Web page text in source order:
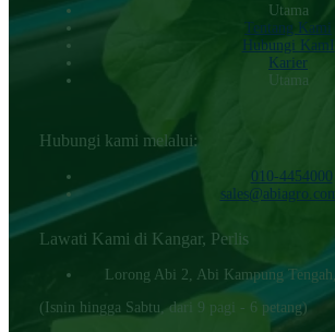
Utama
Tentang Kami
Hubungi KamI
Karier
Utama
Hubungi kami melalui:
010-4454000‬
Lawati Kami di Kangar, Perlis
Lorong Abi 2, Abi Kampung
(Isnin hingga Sabtu, dari 9 pagi - 6 petang)